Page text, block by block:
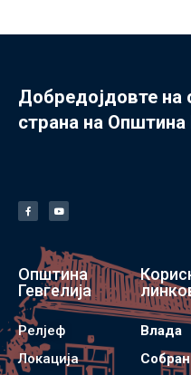
Добредојдовте на
страна на Општина
Општина
Гевгелија
Релјеф
Локација
Влада